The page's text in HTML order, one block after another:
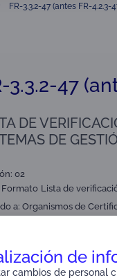
FR-3.3.2-47 (antes FR-4.2.3-
3.3.2-47
DE
DE
02
Formato Lista de
a: Organismos de
de
cambios de personal